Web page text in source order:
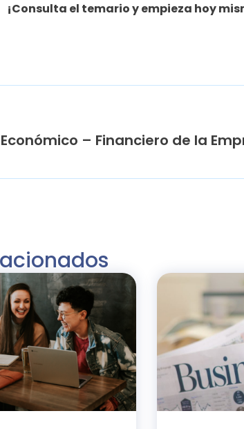
¡Consulta el temario y empieza hoy